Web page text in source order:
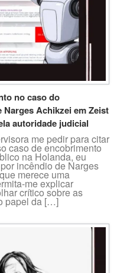
no caso do
Achikzei em Zeist
autoridade judicial
me pedir para citar
caso de encobrimento
na Holanda, eu
incêndio de Narges
merece uma
me explicar
crítico sobre as
papel da […]